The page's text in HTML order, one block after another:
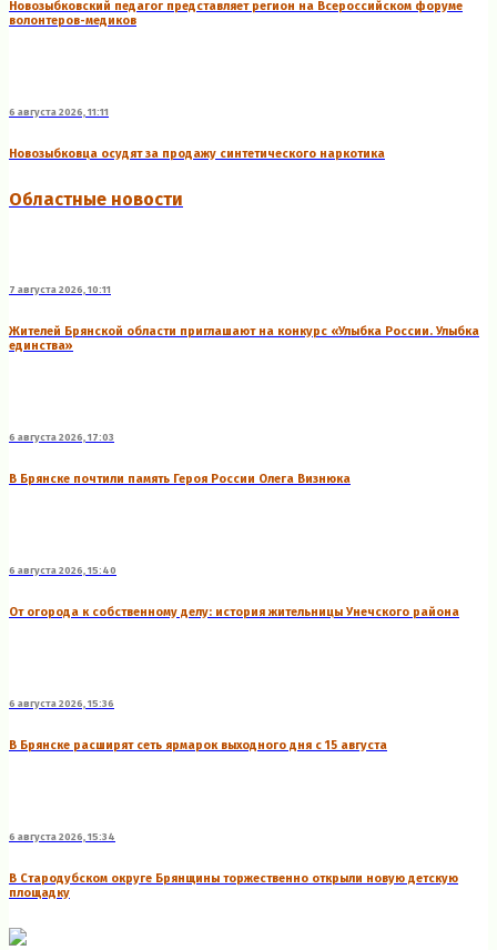
Новозыбковский педагог представляет регион на Всероссийском форуме
волонтеров-медиков
6 августа 2026, 11:11
Новозыбковца осудят за продажу синтетического наркотика
Областные новости
7 августа 2026, 10:11
Жителей Брянской области приглашают на конкурс «Улыбка России. Улыбка
единства»
6 августа 2026, 17:03
В Брянске почтили память Героя России Олега Визнюка
6 августа 2026, 15:40
От огорода к собственному делу: история жительницы Унечского района
6 августа 2026, 15:36
В Брянске расширят сеть ярмарок выходного дня с 15 августа
6 августа 2026, 15:34
В Стародубском округе Брянщины торжественно открыли новую детскую
площадку